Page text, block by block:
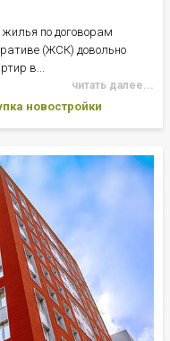
по договорам
(ЖСК) довольно
в...
читать далее...
новостройки